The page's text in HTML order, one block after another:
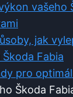
vašeho
jak
Fabia
pro
Škoda